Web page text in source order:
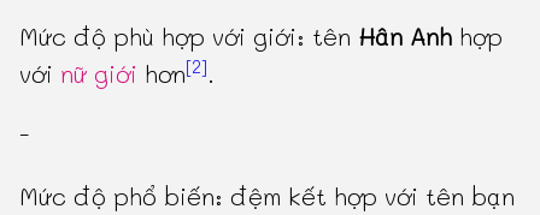
Mức độ phù hợp với giới: tên Hân Anh hợp
với nữ giới hơn[2].
-
Mức độ phổ biến: đệm kết hợp với tên bạn